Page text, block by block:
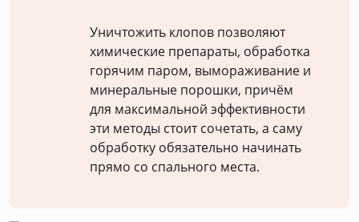
Уничтожить клопов позволяют
химические препараты, обработка
горячим паром, вымораживание и
минеральные порошки, причём
для максимальной эффективности
эти методы стоит сочетать, а саму
обработку обязательно начинать
прямо со спального места.